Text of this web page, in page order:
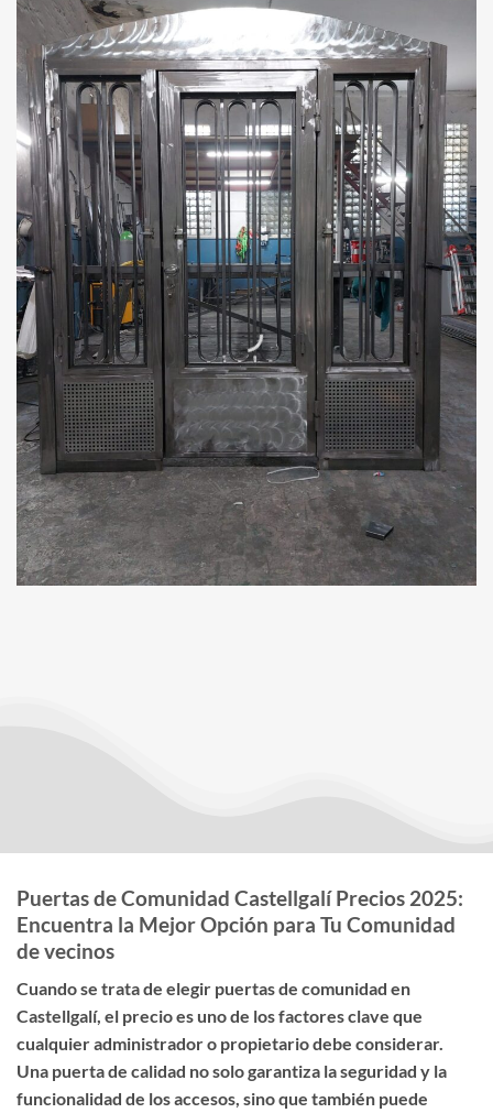
Puertas de Comunidad Castellgalí Precios 2025:
Encuentra la Mejor Opción para Tu Comunidad
de vecinos
Cuando se trata de elegir puertas de comunidad en
Castellgalí, el precioes uno de los factores clave que
cualquier administrador o propietario debe considerar.
Una puerta de calidad no solo garantiza la seguridad y la
funcionalidad de los accesos, sino que también puede